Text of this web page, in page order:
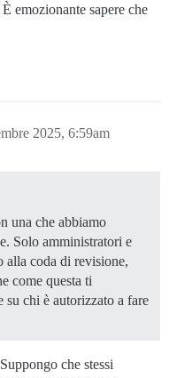
emozionante sapere che
2025, 6:59am
una che abbiamo
Solo amministratori e
alla coda di revisione,
come questa ti
su chi è autorizzato a fare
che stessi